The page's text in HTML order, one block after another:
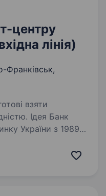
центру
лінія)
Франківськ,
взяти
Банк
України з 1989
для клієнтів.